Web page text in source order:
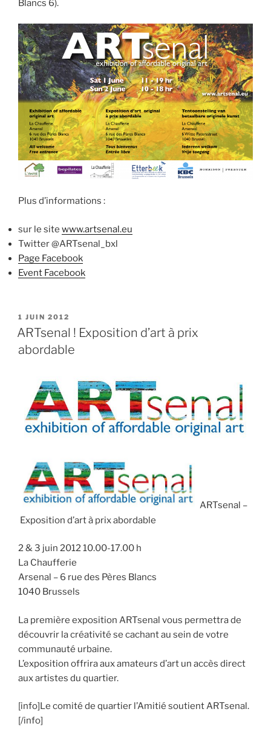
Blancs 6).
Plus d’informations :
sur le site www.artsenal.eu
Twitter @ARTsenal_bxl
Page Facebook
Event Facebook
PUBLIÉ
LE
1 JUIN 2012
ARTsenal ! Exposition d’art à prix
abordable
ARTsenal –
Exposition d’art à prix abordable
2 & 3 juin 2012 10.00-17.00 h
La Chaufferie
Arsenal – 6 rue des Pères Blancs
1040 Brussels
La première exposition ARTsenal vous permettra de
découvrir la créativité se cachant au sein de votre
communauté urbaine.
L’exposition offrira aux amateurs d’art un accès direct
aux artistes du quartier.
[info]Le comité de quartier l’Amitié soutient ARTsenal.
[/info]